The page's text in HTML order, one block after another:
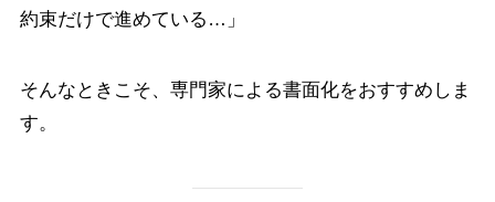
約束だけで進めている…」
そんなときこそ、専門家による書面化をおすすめしま
す。